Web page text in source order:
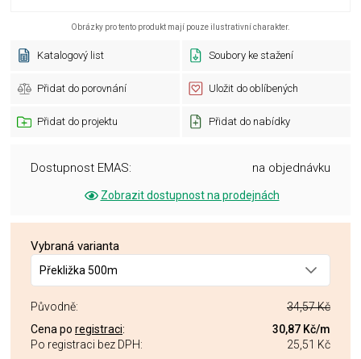
Obrázky pro tento produkt mají pouze ilustrativní charakter.
Katalogový list Soubory ke stažení
Přidat do porovnání Uložit do oblíbených
Přidat do projektu Přidat do nabídky
Dostupnost EMAS: na objednávku
Zobrazit dostupnost na prodejnách
Vybraná varianta
Překližka 500m
Původně:
34,57 Kč
Cena po registraci: 30,87 Kč/m
Po registraci bez DPH:
25,51 Kč